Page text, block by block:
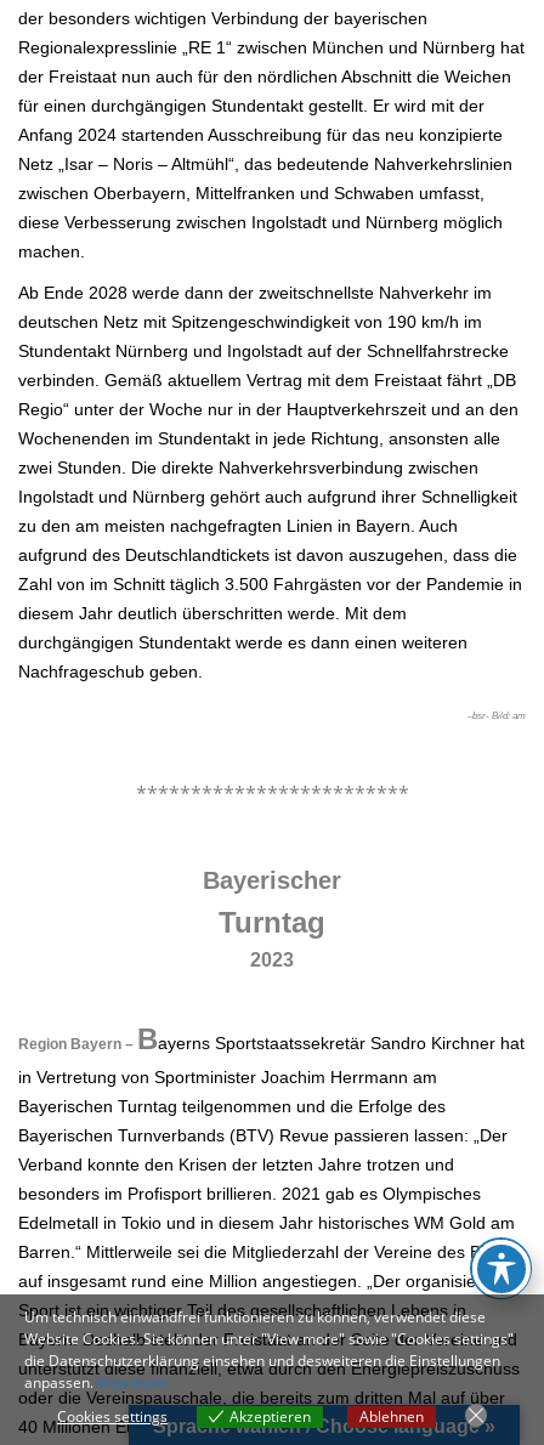
der besonders wichtigen Verbindung der bayerischen
Regionalexpresslinie „RE 1“ zwischen München und Nürnberg hat
der Freistaat nun auch für den nördlichen Abschnitt die Weichen
für einen durchgängigen Stundentakt gestellt. Er wird mit der
Anfang 2024 startenden Ausschreibung für das neu konzipierte
Netz „Isar – Noris – Altmühl“, das bedeutende Nahverkehrslinien
zwischen Oberbayern, Mittelfranken und Schwaben umfasst,
diese Verbesserung zwischen Ingolstadt und Nürnberg möglich
machen.
Ab Ende 2028 werde dann der zweitschnellste Nahverkehr im
deutschen Netz mit Spitzengeschwindigkeit von 190 km/h im
Stundentakt Nürnberg und Ingolstadt auf der Schnellfahrstrecke
verbinden. Gemäß aktuellem Vertrag mit dem Freistaat fährt „DB
Regio“ unter der Woche nur in der Hauptverkehrszeit und an den
Wochenenden im Stundentakt in jede Richtung, ansonsten alle
zwei Stunden. Die direkte Nahverkehrsverbindung zwischen
Ingolstadt und Nürnberg gehört auch aufgrund ihrer Schnelligkeit
zu den am meisten nachgefragten Linien in Bayern. Auch
aufgrund des Deutschlandtickets ist davon auszugehen, dass die
Zahl von im Schnitt täglich 3.500 Fahrgästen vor der Pandemie in
diesem Jahr deutlich überschritten werde. Mit dem
durchgängigen Stundentakt werde es dann einen weiteren
Nachfrageschub geben.
–bsr- Bild: am
*************************
Bayerischer
Turntag
2023
Region Bayern – Bayerns Sportstaatssekretär Sandro Kirchner hat
in Vertretung von Sportminister Joachim Herrmann am
Bayerischen Turntag teilgenommen und die Erfolge des
Bayerischen Turnverbands (BTV) Revue passieren lassen: „Der
Verband konnte den Krisen der letzten Jahre trotzen und
besonders im Profisport brillieren. 2021 gab es Olympisches
Edelmetall in Tokio und in diesem Jahr historisches WM Gold am
Barren.“ Mittlerweile sei die Mitgliederzahl der Vereine des BTV
auf insgesamt rund eine Million angestiegen. „Der organisierte
Sport ist ein wichtiger Teil des gesellschaftlichen Lebens in
Bayern. Deshalb steht der Freistaat an der Seite der Vereine und
unterstützt diese finanziell, etwa durch den Energiepreiszuschuss
oder die Vereinspauschale, die bereits zum dritten Mal auf über
40 Millionen Euro verdoppelt wurde“, erklärte Kirchner. Darüber
Um technisch einwandfrei funktionieren zu können, verwendet diese
Website Cookies. Sie können unter "View more" sowie "Cookies settings"
die Datenschutzerklärung einsehen und desweiteren die Einstellungen
anpassen.View more
Cookies settings
Akzeptieren Ablehnen
Cookies settings
Sprache wählen / Choose language »